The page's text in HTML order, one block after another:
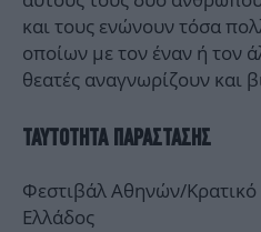
και τους ενώνουν τόσα
οποίων με τον έναν ή τον
θεατές αναγνωρίζουν και
ΤΑΥΤΟΤΗΤΑ ΠΑΡΑΣΤΑΣΗΣ
Φεστιβάλ Αθηνών/
Ελλάδος